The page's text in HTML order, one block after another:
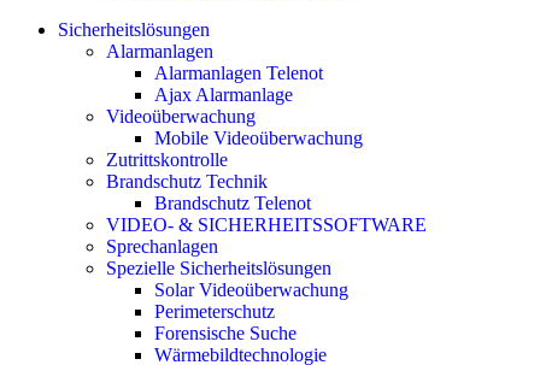
Sicherheitslösungen
Alarmanlagen
Alarmanlagen Telenot
Ajax Alarmanlage
Videoüberwachung
Mobile Videoüberwachung
Zutrittskontrolle
Brandschutz Technik
Brandschutz Telenot
VIDEO- & SICHERHEITSSOFTWARE
Sprechanlagen
Spezielle Sicherheitslösungen
Solar Videoüberwachung
Perimeterschutz
Forensische Suche
Wärmebildtechnologie